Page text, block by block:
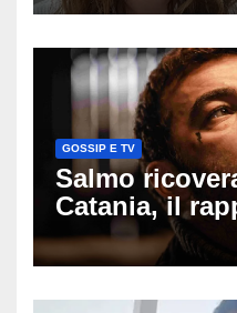
il seno». Poi
GOSSIP E TV
Salmo
Catania, il
silenzio dopo
ospedale: